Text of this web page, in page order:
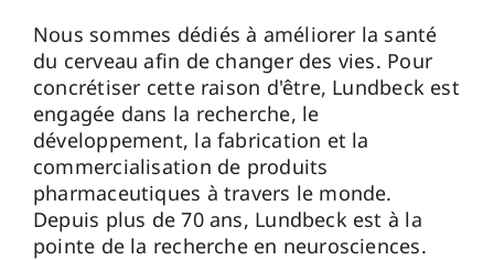
Nous sommes dédiés à améliorer la santé
du cerveau afin de changer des vies. Pour
concrétiser cette raison d'être, Lundbeck est
engagée dans la recherche, le
développement, la fabrication et la
commercialisation de produits
pharmaceutiques à travers le monde.
Depuis plus de 70 ans, Lundbeck est à la
pointe de la recherche en neurosciences.